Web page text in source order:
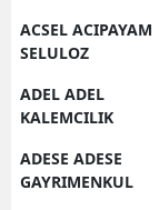
ACSEL ACIPAYAM
SELULOZ
ADEL ADEL
KALEMCILIK
ADESE ADESE
GAYRIMENKUL